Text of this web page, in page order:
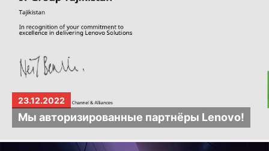
23.12.2022
Мы авторизированные партнёры Lenovo!